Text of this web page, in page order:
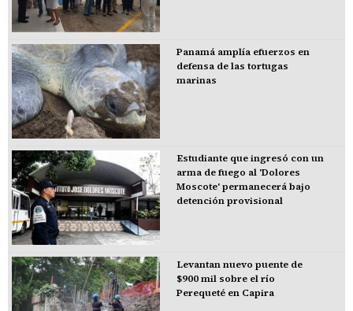
Panamá amplía efuerzos en
defensa de las tortugas
marinas
Estudiante que ingresó con un
arma de fuego al 'Dolores
Moscote' permanecerá bajo
detención provisional
Levantan nuevo puente de
$900 mil sobre el río
Perequeté en Capira